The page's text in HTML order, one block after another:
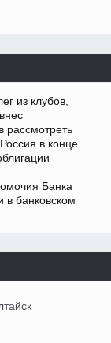
из клубов,
рассмотреть
в конце
Банка
в банковском